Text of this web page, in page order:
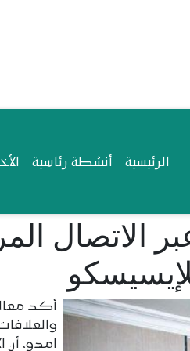
Navigationالرئيسية أنشطة رئاسية
الاتصال
أكد
امدو، أن